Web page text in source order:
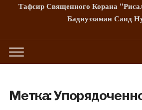
Тафсир Священного Корана
Бадиуззаман Саид
Метка: